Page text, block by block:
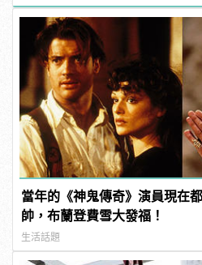
當年的《神鬼傳奇》演員現在
帥，布蘭登費雪大發福！
生活話題